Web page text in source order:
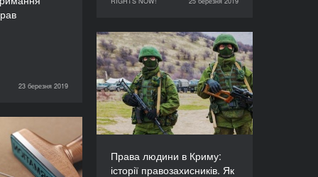
RIGHTS NOW!
25 березня 2019
23 березня 2019
RIGHTS NOW!
Права людини в Криму:
історії правозахисників. Як
Права людини в Криму:
історії правозахисників.
Як працюють в екзилі й
окупації
ТРИВАЛІСТЬ
120’
до публічної
механізм
та судова